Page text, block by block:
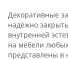
Декоративные
надёжно
внутренней
на мебели
представлены в